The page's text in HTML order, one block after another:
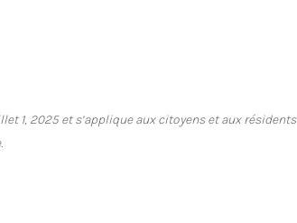
1, 2025 et s’applique aux citoyens et aux résidents